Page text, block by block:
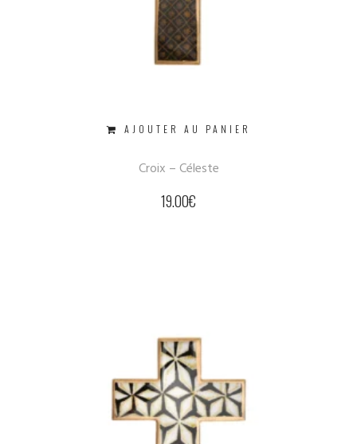
AJOUTER AU PANIER
Croix – Céleste
19.00€